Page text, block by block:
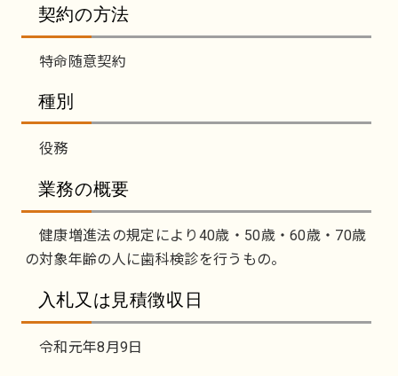
契約の方法
特命随意契約
種別
役務
業務の概要
健康増進法の規定により40歳・50歳・60歳・70歳
の対象年齢の人に歯科検診を行うもの。
入札又は見積徴収日
令和元年8月9日